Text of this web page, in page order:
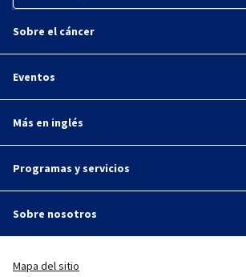
Sobre el cáncer
Eventos
Más en inglés
Programas y servicios
Sobre nosotros
Mapa del sitio